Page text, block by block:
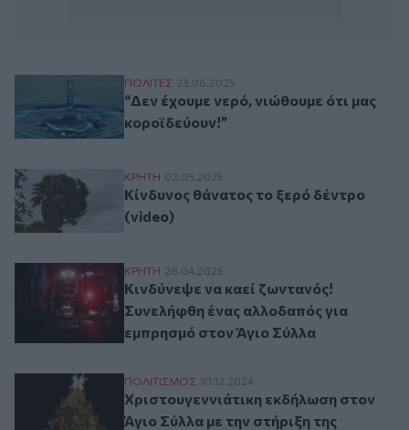
“Δεν έχουμε νερό, νιώθουμε ότι μας
ΠΟΛΙΤΕΣ 23.06.2025
“Δεν έχουμε νερό, νιώθουμε ότι μας
κοροϊδεύουν!”
Κίνδυνος θάνατος το ξερό δέντρο (video)
ΚΡΗΤΗ 02.05.2025
Κίνδυνος θάνατος το ξερό δέντρο
(video)
Κινδύνεψε να καεί ζωντανός! Συνελήφθη
ΚΡΗΤΗ 28.04.2025
Κινδύνεψε να καεί ζωντανός!
Συνελήφθη ένας αλλοδαπός για
εμπρησμό στον Άγιο Σύλλα
Χριστουγεννιάτικη εκδήλωση στον Άγιο
ΠΟΛΙΤΙΣΜΟΣ 10.12.2024
Χριστουγεννιάτικη εκδήλωση στον
Άγιο Σύλλα με την στήριξη της